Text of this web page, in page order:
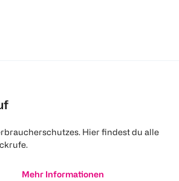
Hier findest du alle
Mehr Informationen